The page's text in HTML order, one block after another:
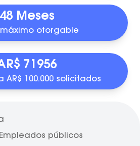
48 Meses
máximo otorgable
71956
100.000 solicitados
Empleados públicos